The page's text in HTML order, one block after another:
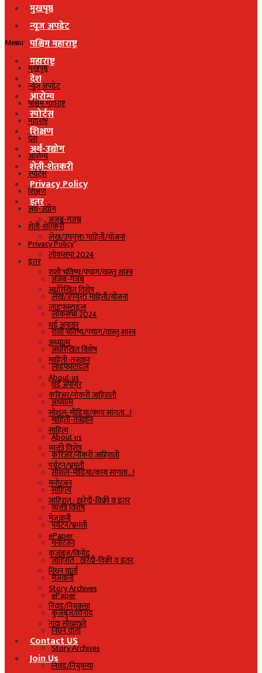
मुखपृष्ठ
न्यूज अपडेट
पश्चिम महाराष्ट्र
महाराष्ट्र
देश
आरोग्य
स्पोर्ट्स
शिक्षण
अर्थ-उद्योग
शेती-शेतकरी
Privacy Policy
इतर
अजब-गजब
लेख/उपयुक्त माहिती/योजना
लोकसभा 2024
राशी भविष्य/पंचांग/वास्तु शास्त्र
अधोरेखित विशेष
लाइफस्टाइल
थर्ड अंपायर
अध्यात्म
माहिती-तंत्रज्ञान
About us
करिअर/नोकरी जाहिराती
सोशल-मीडिया/काय सांगता…!
साहित्य
व्यक्ती विशेष
पर्यटन/भ्रमंती
मनोरंजन
जाहिरात : खरेदी-विक्री व इतर
मेजवानी
ePaper
कुजबुज/विनोद
निधन वार्ता
Story Archives
निवड/नियुक्त्या
नांदा सौख्यभरे
Contact US
Join Us
Menu
मुखपृष्ठ
न्यूज अपडेट
पश्चिम महाराष्ट्र
महाराष्ट्र
देश
आरोग्य
स्पोर्ट्स
शिक्षण
अर्थ-उद्योग
शेती-शेतकरी
Privacy Policy
इतर
अजब-गजब
लेख/उपयुक्त माहिती/योजना
लोकसभा 2024
राशी भविष्य/पंचांग/वास्तु शास्त्र
अधोरेखित विशेष
लाइफस्टाइल
थर्ड अंपायर
अध्यात्म
माहिती-तंत्रज्ञान
About us
करिअर/नोकरी जाहिराती
सोशल-मीडिया/काय सांगता…!
साहित्य
व्यक्ती विशेष
पर्यटन/भ्रमंती
मनोरंजन
जाहिरात : खरेदी-विक्री व इतर
मेजवानी
ePaper
कुजबुज/विनोद
निधन वार्ता
Story Archives
निवड/नियुक्त्या